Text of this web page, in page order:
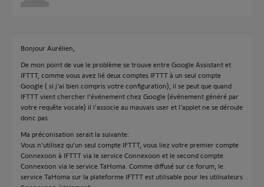
Bonjour Aurélien,
De mon point de vue le problème se trouve entre Google Assistant et
IFTTT, comme vous avez lié deux comptes IFTTT à un seul compte
Google ( si j'ai bien compris votre configuration), il se peut que quand
IFTTT vient chercher l'événement chez Google (événement généré par
votre requête vocale) il l'associe au mauvais user et l'applet ne se déroule
donc pas.
Ma préconisation serait la suivante:
Vous n'utilisez qu'un seul compte IFTTT, vous liez votre premier compte
Connexoon à IFTTT via le service Connexoon et le second compte
Connexoon via le service TaHoma. Comme diffusé sur ce forum, le
service TaHoma sur la plateforme IFTTT est utilisable pour les utilisateurs